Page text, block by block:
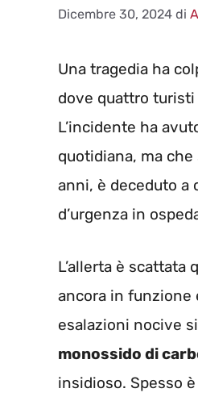
Dicembre 30, 2024 di
Una tragedia ha
dove quattro
L’incidente ha
quotidiana, ma
anni, è deceduto a
d’urgenza in
L’allerta è
ancora in funzione
esalazioni nocive
monossido di
insidioso. Spesso